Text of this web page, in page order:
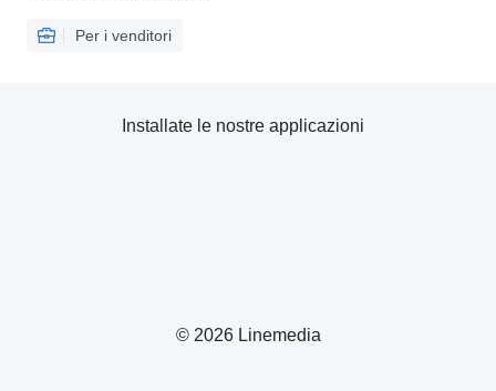
Per i venditori
© 2026 Linemedia
Installate le nostre applicazioni